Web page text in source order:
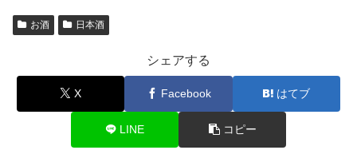
お酒 日本酒
シェアする
X Facebook はてブ
LINE コピー